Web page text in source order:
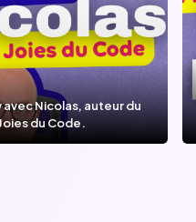
Nicolas, auteur du
du Code.